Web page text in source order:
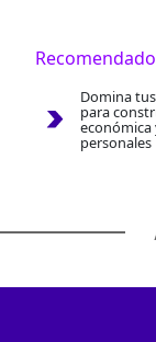
Domina
para
personales